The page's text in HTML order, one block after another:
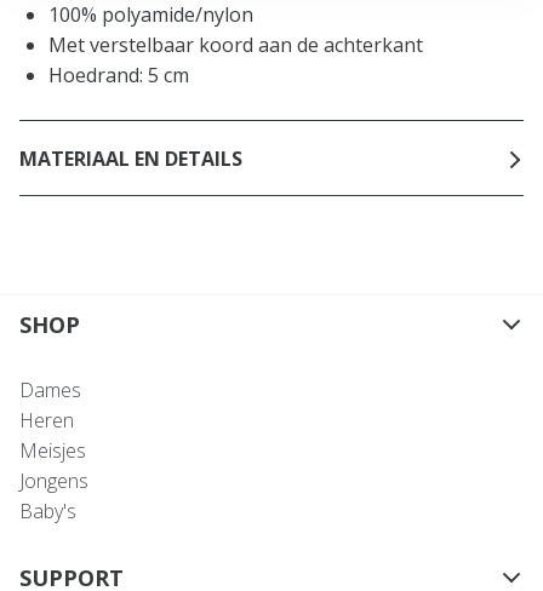
100% polyamide/nylon
Met verstelbaar koord aan de achterkant
Hoedrand: 5 cm
MATERIAAL EN DETAILS
SHOP
Dames
Heren
Meisjes
Jongens
Baby's
SUPPORT